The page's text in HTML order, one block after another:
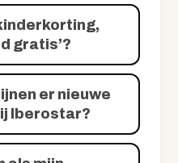
gratis’?
er nieuwe
Iberostar?